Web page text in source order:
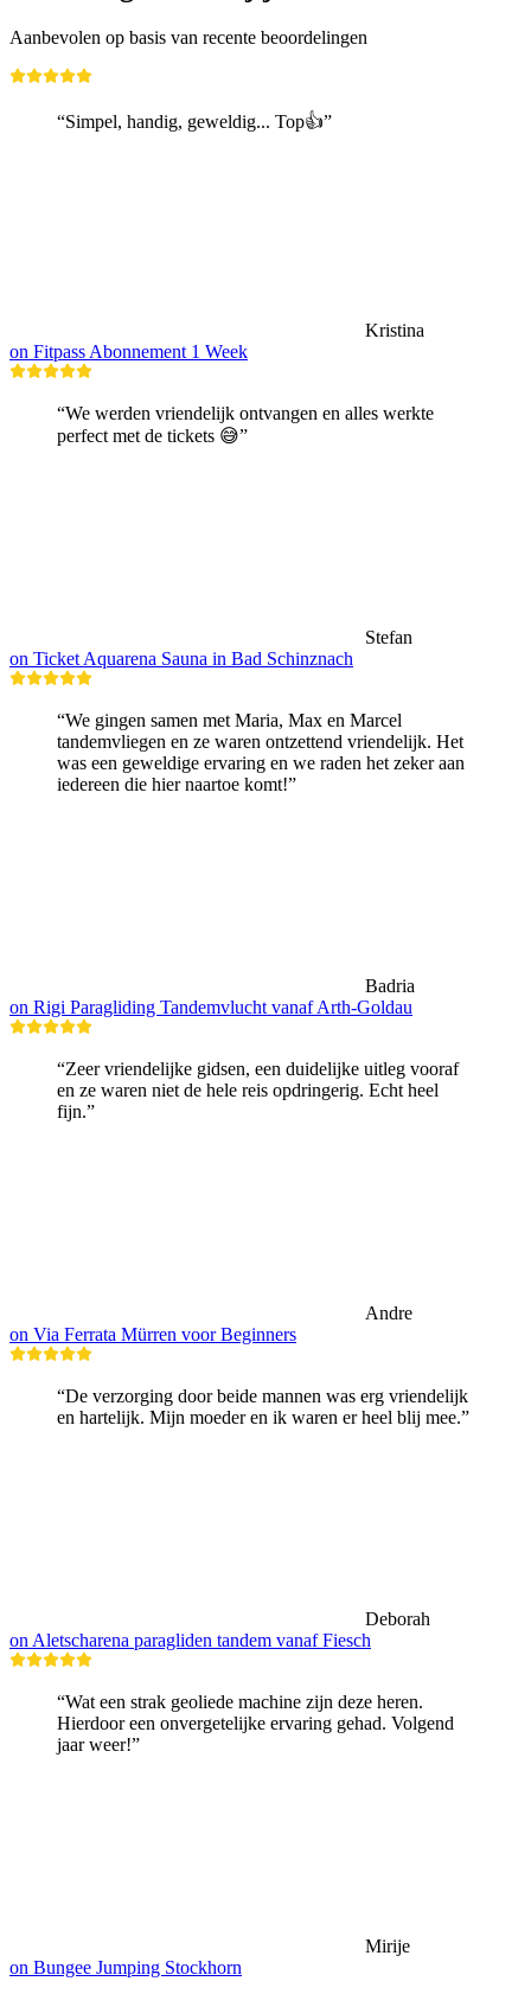
Aanbevolen op basis van recente beoordelingen
“Simpel, handig, geweldig... Top👍”
Kristina
on Fitpass Abonnement 1 Week
“We werden vriendelijk ontvangen en alles werkte
perfect met de tickets 😅”
Stefan
on Ticket Aquarena Sauna in Bad Schinznach
“We gingen samen met Maria, Max en Marcel
tandemvliegen en ze waren ontzettend vriendelijk. Het
was een geweldige ervaring en we raden het zeker aan
iedereen die hier naartoe komt!”
Badria
on Rigi Paragliding Tandemvlucht vanaf Arth-Goldau
“Zeer vriendelijke gidsen, een duidelijke uitleg vooraf
en ze waren niet de hele reis opdringerig. Echt heel
fijn.”
Andre
on Via Ferrata Mürren voor Beginners
“De verzorging door beide mannen was erg vriendelijk
en hartelijk. Mijn moeder en ik waren er heel blij mee.”
Deborah
on Aletscharena paragliden tandem vanaf Fiesch
“Wat een strak geoliede machine zijn deze heren.
Hierdoor een onvergetelijke ervaring gehad. Volgend
jaar weer!”
Mirije
on Bungee Jumping Stockhorn